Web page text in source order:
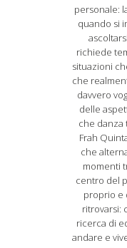
personale:
quando si
richiede
situazioni
che
davvero
delle
che danza
Frah
che
momenti
centro del
proprio e
ritrovarsi:
ricerca di
andare e